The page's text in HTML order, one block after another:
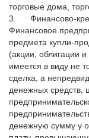
торговые дома,
3. Финансово-
Финансовое
предмета купли-
(акции, облигации
имеется в виду не
сделка, а
денежных средств,
денежную сумму у